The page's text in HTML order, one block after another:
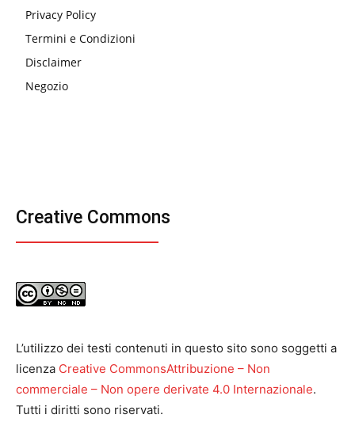
Privacy Policy
Termini e Condizioni
Disclaimer
Negozio
Creative Commons
L’utilizzo dei testi contenuti in questo sito sono soggetti a
licenza Creative CommonsAttribuzione – Non
commerciale – Non opere derivate 4.0 Internazionale.
Tutti i diritti sono riservati.